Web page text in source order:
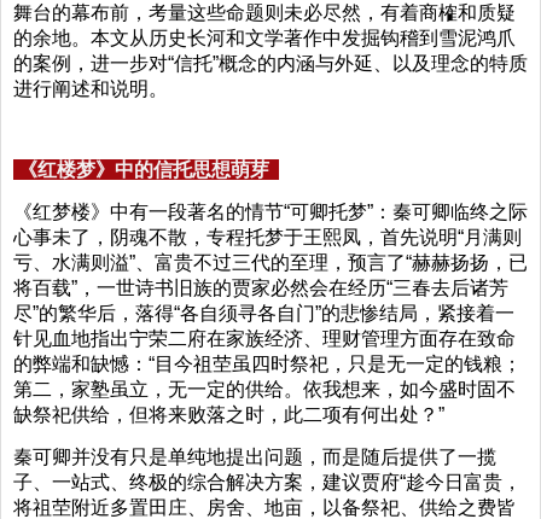
舞台的幕布前，考量这些命题则未必尽然，有着商榷和质疑
的余地。本文从历史长河和文学著作中发掘钩稽到雪泥鸿爪
的案例，进一步对“信托”概念的内涵与外延、以及理念的特质
进行阐述和说明。
《红楼梦》中的信托思想萌芽
《红梦楼》中有一段著名的情节“可卿托梦”：秦可卿临终之际
心事未了，阴魂不散，专程托梦于王熙凤，首先说明“月满则
亏、水满则溢”、富贵不过三代的至理，预言了“赫赫扬扬，已
将百载”，一世诗书旧族的贾家必然会在经历“三春去后诸芳
尽”的繁华后，落得“各自须寻各自门”的悲惨结局，紧接着一
针见血地指出宁荣二府在家族经济、理财管理方面存在致命
的弊端和缺憾：“目今祖茔虽四时祭祀，只是无一定的钱粮；
第二，家塾虽立，无一定的供给。依我想来，如今盛时固不
缺祭祀供给，但将来败落之时，此二项有何出处？”
秦可卿并没有只是单纯地提出问题，而是随后提供了一揽
子、一站式、终极的综合解决方案，建议贾府“趁今日富贵，
将祖茔附近多置田庄、房舍、地亩，以备祭祀、供给之费皆